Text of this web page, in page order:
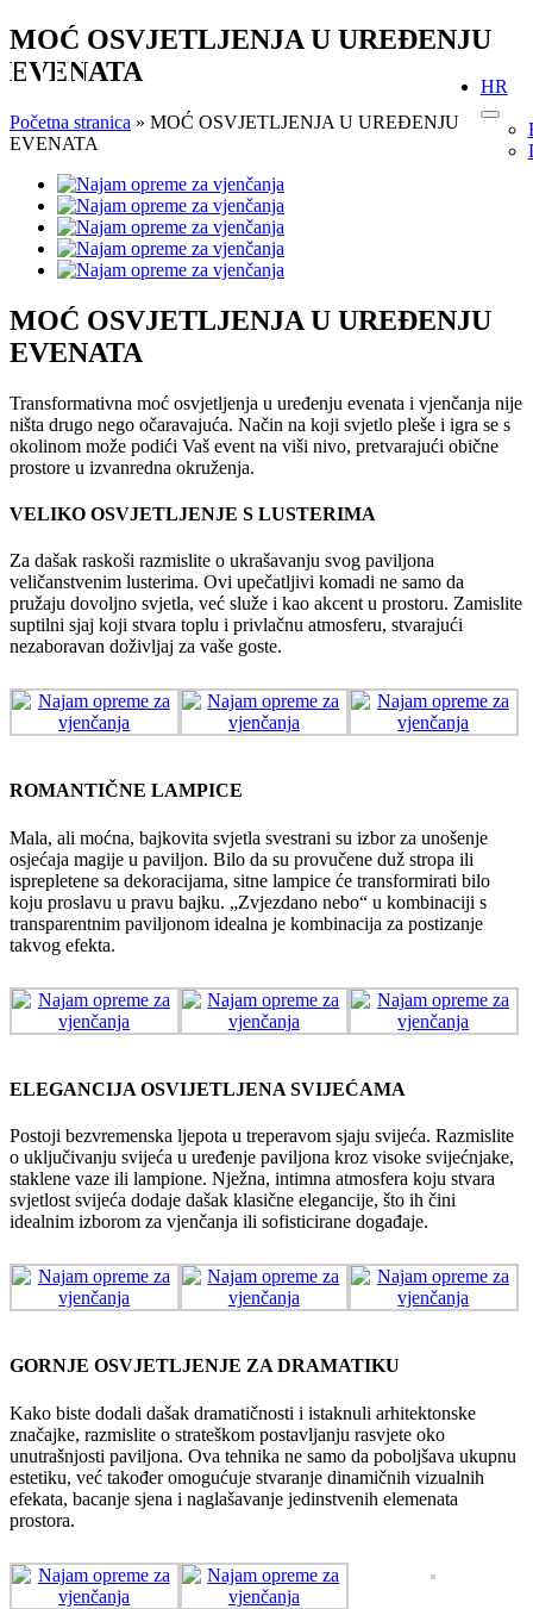
Skip
to
content
HR
MOĆ OSVJETLJENJA U UREĐENJU
EVENATA
Početna stranica » MOĆ OSVJETLJENJA U UREĐENJU
EVENATA
View
Larger
Image
MOĆ OSVJETLJENJA U UREĐENJU
EVENATA
Transformativna moć osvjetljenja u uređenju evenata i vjenčanja nije
ništa drugo nego očaravajuća. Način na koji svjetlo pleše i igra se s
okolinom može podići Vaš event na viši nivo, pretvarajući obične
prostore u izvanredna okruženja.
VELIKO OSVJETLJENJE S LUSTERIMA
Za dašak raskoši razmislite o ukrašavanju svog paviljona
veličanstvenim lusterima. Ovi upečatljivi komadi ne samo da
pružaju dovoljno svjetla, već služe i kao akcent u prostoru. Zamislite
suptilni sjaj koji stvara toplu i privlačnu atmosferu, stvarajući
nezaboravan doživljaj za vaše goste.
ROMANTIČNE LAMPICE
Mala, ali moćna, bajkovita svjetla svestrani su izbor za unošenje
osjećaja magije u paviljon. Bilo da su provučene duž stropa ili
isprepletene sa dekoracijama, sitne lampice će transformirati bilo
koju proslavu u pravu bajku. „Zvjezdano nebo“ u kombinaciji s
transparentnim paviljonom idealna je kombinacija za postizanje
takvog efekta.
ELEGANCIJA OSVIJETLJENA SVIJEĆAMA
Postoji bezvremenska ljepota u treperavom sjaju svijeća. Razmislite
o uključivanju svijeća u uređenje paviljona kroz visoke svijećnjake,
staklene vaze ili lampione. Nježna, intimna atmosfera koju stvara
svjetlost svijeća dodaje dašak klasične elegancije, što ih čini
idealnim izborom za vjenčanja ili sofisticirane događaje.
GORNJE OSVJETLJENJE ZA DRAMATIKU
Kako biste dodali dašak dramatičnosti i istaknuli arhitektonske
značajke, razmislite o strateškom postavljanju rasvjete oko
unutrašnjosti paviljona. Ova tehnika ne samo da poboljšava ukupnu
estetiku, već također omogućuje stvaranje dinamičnih vizualnih
efekata, bacanje sjena i naglašavanje jedinstvenih elemenata
prostora.